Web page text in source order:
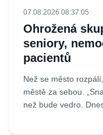
07.08.2026 08:37:05
Ohrožená
seniory,
pacientů
Než se město
městě za sebou.
než bude vedro.